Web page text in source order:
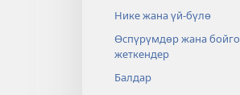
Нике жана үй-бүлө
Өспүрүмдөр жана бойго
жеткендер
Балдар